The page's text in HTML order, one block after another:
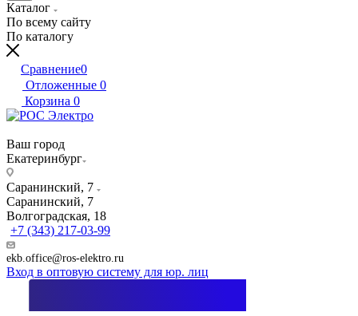
Каталог
По всему сайту
По каталогу
Сравнение0
Отложенные 0
Корзина 0
Ваш город
Екатеринбург
Саранинский, 7
Саранинский, 7
Волгоградская, 18
+7 (343) 217-03-99
ekb.office@ros-elektro.ru
Вход в оптовую систему для юр. лиц